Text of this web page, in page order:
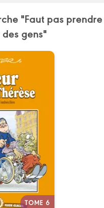
"Faut pas prendre
gens"
TOME 6
cultes
Marie-
parution :
10
Glacial.